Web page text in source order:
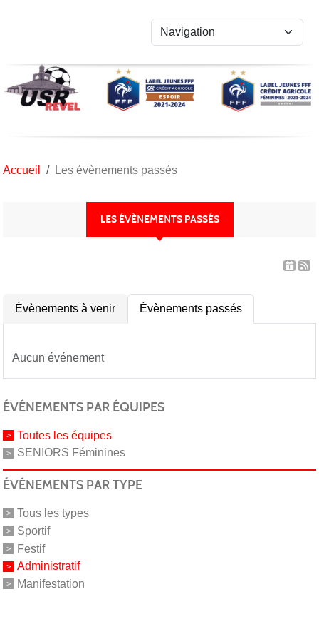
Accueil Les évènements passés
LES ÉVÈNEMENTS PASSÉS
Évènements à venir Évènements passés
Aucun événement
ÉVÉNEMENTS PAR ÉQUIPES
Toutes les équipes
SENIORS Féminines
ÉVÉNEMENTS PAR TYPE
Tous les types
Sportif
Festif
Administratif
Manifestation